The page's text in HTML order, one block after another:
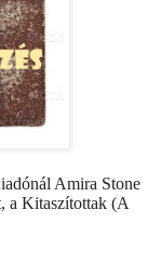
Amira Stone
a Kitaszítottak (A